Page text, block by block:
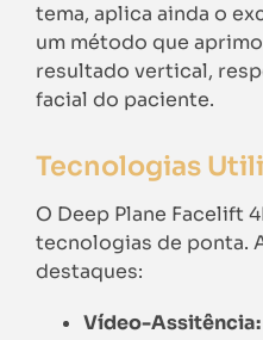
tema, aplica ainda o
um método que
resultado vertical,
facial do paciente.
Tecnologias
O Deep Plane Facelift
tecnologias de ponta.
destaques:
Vídeo-Assitência: